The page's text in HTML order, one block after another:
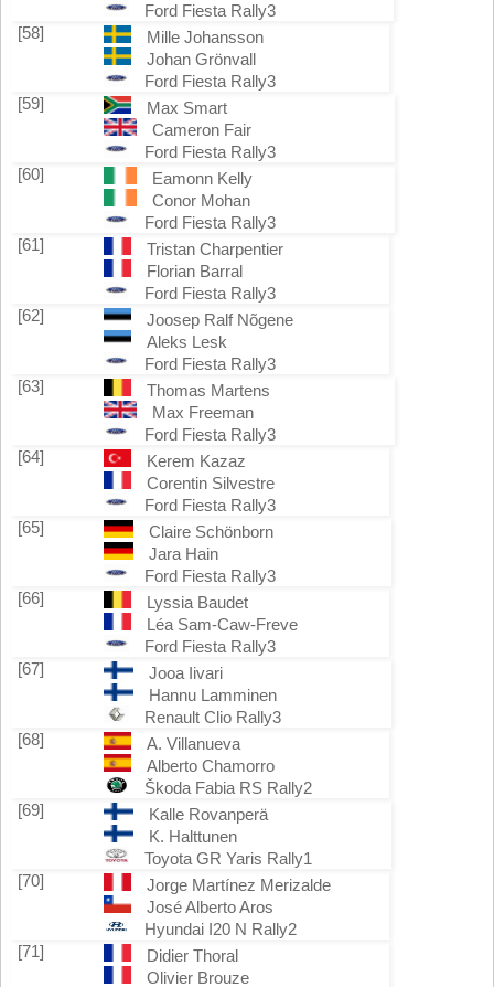
Ford Fiesta Rally3
[58]
Mille Johansson
Johan Grönvall
Ford Fiesta Rally3
[59]
Max Smart
Cameron Fair
Ford Fiesta Rally3
[60]
Eamonn Kelly
Conor Mohan
Ford Fiesta Rally3
[61]
Tristan Charpentier
Florian Barral
Ford Fiesta Rally3
[62]
Joosep Ralf Nõgene
Aleks Lesk
Ford Fiesta Rally3
[63]
Thomas Martens
Max Freeman
Ford Fiesta Rally3
[64]
Kerem Kazaz
Corentin Silvestre
Ford Fiesta Rally3
[65]
Claire Schönborn
Jara Hain
Ford Fiesta Rally3
[66]
Lyssia Baudet
Léa Sam-Caw-Freve
Ford Fiesta Rally3
[67]
Jooa Iivari
Hannu Lamminen
Renault Clio Rally3
[68]
A. Villanueva
Alberto Chamorro
Škoda Fabia RS Rally2
[69]
Kalle Rovanperä
K. Halttunen
Toyota GR Yaris Rally1
[70]
Jorge Martínez Merizalde
José Alberto Aros
Hyundai I20 N Rally2
[71]
Didier Thoral
Olivier Brouze